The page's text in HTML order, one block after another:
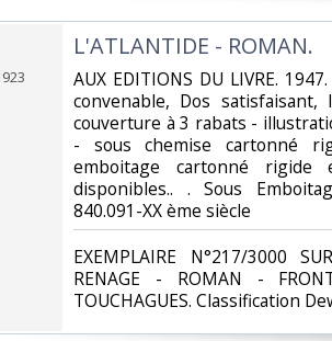
‎L'ATLANTIDE - ROMAN.‎
‎AUX EDITIONS DU LIVRE.
convenable, Dos
couverture à 3 rabats -
- sous chemise cartonné
emboitage cartonné
disponibles.. . Sous
840.091-XX ème siècle‎
‎EXEMPLAIRE N°217/3000
RENAGE - ROMAN -
TOUCHAGUES. Classification